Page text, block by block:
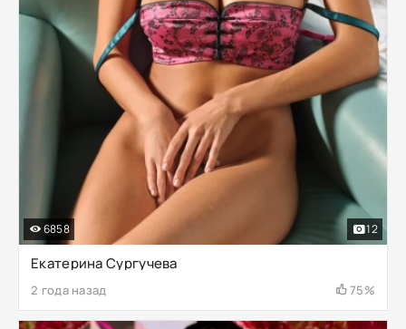
Екатерина Сургучева
2 года назад 75%
6858 12